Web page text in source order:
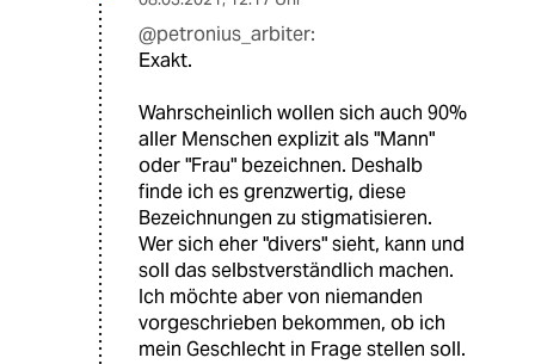
@petronius_arbiter:
Exakt.
Wahrscheinlich wollen sich auch 90%
aller Menschen explizit als "Mann"
oder "Frau" bezeichnen. Deshalb
finde ich es grenzwertig, diese
Bezeichnungen zu stigmatisieren.
Wer sich eher "divers" sieht, kann und
soll das selbstverständlich machen.
Ich möchte aber von niemanden
vorgeschrieben bekommen, ob ich
mein Geschlecht in Frage stellen soll.